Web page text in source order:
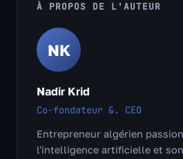
À PROPOS DE L'AUTEUR
NK
Nadir Krid
Co-fondateur &. CEO
Entrepreneur algérien
l'intelligence artificielle et